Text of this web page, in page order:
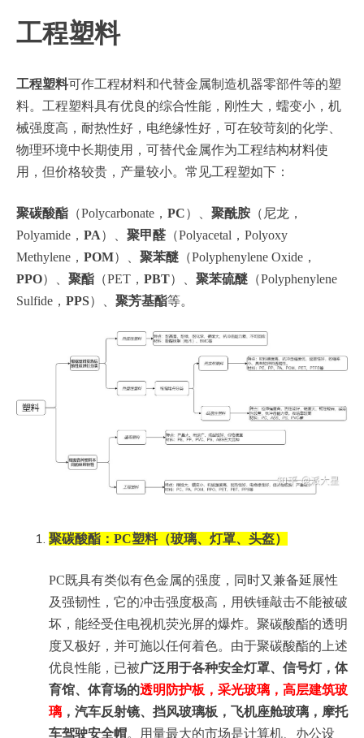
工程塑料
工程塑料可作工程材料和代替金属制造机器零部件等的塑
料。工程塑料具有优良的综合性能，刚性大，蠕变小，机
械强度高，耐热性好，电绝缘性好，可在较苛刻的化学、
物理环境中长期使用，可替代金属作为工程结构材料使
用，但价格较贵，产量较小。常见工程塑如下：
聚碳酸酯 （Polycarbonate， PC）、 聚酰胺 （尼龙，
Polyamide， PA）、 聚甲醛 （Polyacetal，Polyoxy
Methylene， POM）、 聚苯醚 （Polyphenylene Oxide，
PPO）、 聚酯 （PET， PBT）、 聚苯硫醚 （Polyphenylene
Sulfide， PPS）、 聚芳基酯等。
聚碳酸酯：PC塑料（玻璃、灯罩、头盔）
PC既具有类似有色金属的强度，同时又兼备延展性
及强韧性，它的冲击强度极高，用铁锤敲击不能被破
坏，能经受住电视机荧光屏的爆炸。聚碳酸酯的透明
度又极好，并可施以任何着色。由于聚碳酸酯的上述
优良性能，已被广泛用于各种安全灯罩、信号灯，体
育馆、体育场的透明防护板，采光玻璃，高层建筑玻
璃 ，汽车反射镜、挡风玻璃板，飞机座舱玻璃，摩托
车驾驶安全帽。用量最大的市场是计算机、办公设